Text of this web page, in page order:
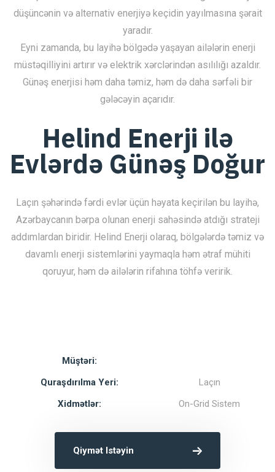
düşüncənin və alternativ enerjiyə keçidin yayılmasına şərait
yaradır.
Eyni zamanda, bu layihə bölgədə yaşayan ailələrin enerji
müstəqilliyini artırır və elektrik xərclərindən asılılığı azaldır.
Günəş enerjisi həm daha təmiz, həm də daha sərfəli bir
gələcəyin açarıdır.
Helind Enerji ilə
Evlərdə Günəş Doğur
Laçın şəhərində fərdi evlər üçün həyata keçirilən bu layihə,
Azərbaycanın bərpa olunan enerji sahəsində atdığı strateji
addımlardan biridir. Helind Enerji olaraq, bölgələrdə təmiz və
davamlı enerji sistemlərini yaymaqla həm ətraf mühiti
qoruyur, həm də ailələrin rifahına töhfə veririk.
Müştəri:
Quraşdırılma Yeri:
Laçın
Xidmətlər:
On-Grid Sistem
Qiymət Istəyin